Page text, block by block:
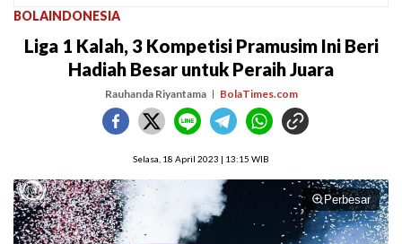
BOLAINDONESIA
Liga 1 Kalah, 3 Kompetisi Pramusim Ini Beri
Hadiah Besar untuk Peraih Juara
Rauhanda Riyantama BolaTimes.com
Selasa, 18 April 2023 | 13:15 WIB
Perbesar